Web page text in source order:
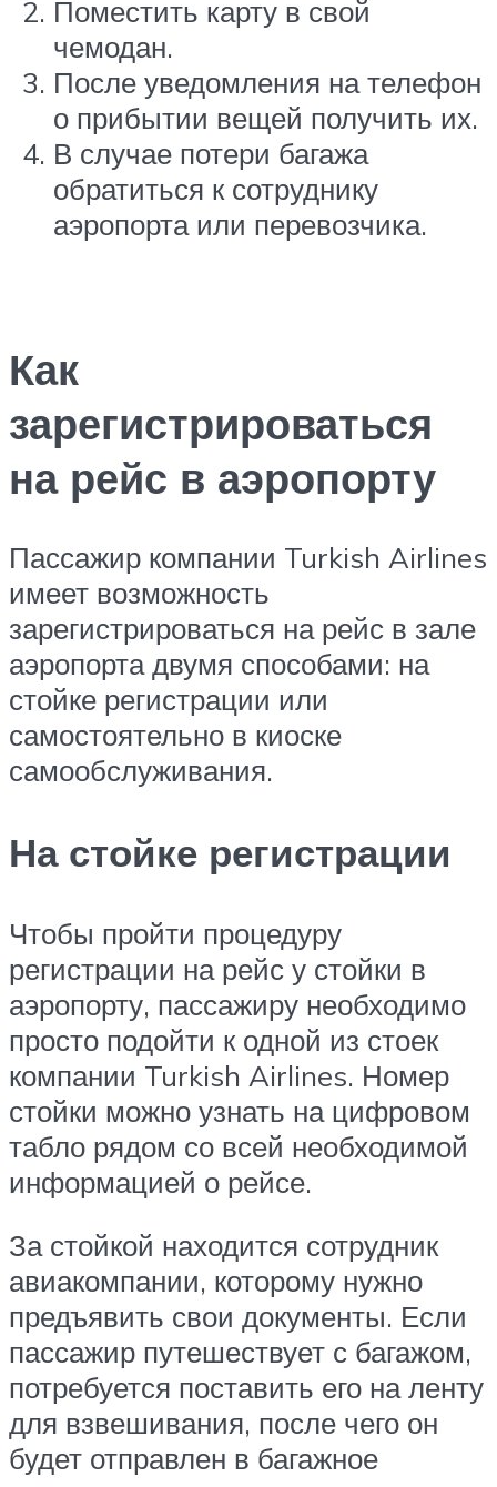
Поместить карту в свой
чемодан.
После уведомления на телефон
о прибытии вещей получить их.
В случае потери багажа
обратиться к сотруднику
аэропорта или перевозчика.
Как
зарегистрироваться
на рейс в аэропорту
Пассажир компании Turkish Airlines
имеет возможность
зарегистрироваться на рейс в зале
аэропорта двумя способами: на
стойке регистрации или
самостоятельно в киоске
самообслуживания.
На стойке регистрации
Чтобы пройти процедуру
регистрации на рейс у стойки в
аэропорту, пассажиру необходимо
просто подойти к одной из стоек
компании Turkish Airlines. Номер
стойки можно узнать на цифровом
табло рядом со всей необходимой
информацией о рейсе.
За стойкой находится сотрудник
авиакомпании, которому нужно
предъявить свои документы. Если
пассажир путешествует с багажом,
потребуется поставить его на ленту
для взвешивания, после чего он
будет отправлен в багажное